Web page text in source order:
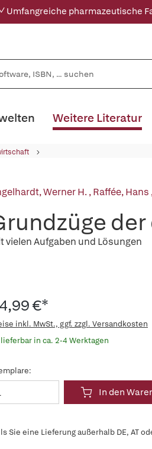
✓ Umfangreiche pharmazeutische
Weitere Literatur
Werner H.,Raffée, Hans
vielen Aufgaben und Lösungen
€*
inkl. MwSt., ggf. zzgl. Versandkosten
lieferbar in ca. 2-4 Werktagen
In den
Sie eine Lieferung außerhalb DE, AT